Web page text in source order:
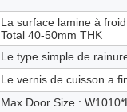
La surface lamine à
Total 40-50mm THK
Le type simple de
Le vernis de cuisson a
Max Door Size :